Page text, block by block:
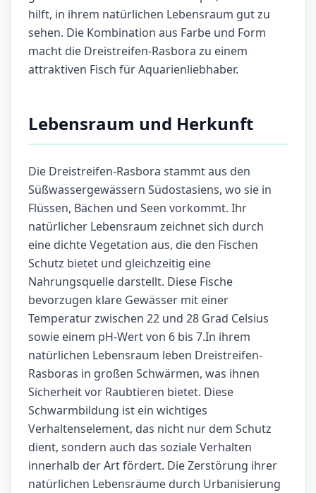
hilft, in ihrem natürlichen Lebensraum gut zu
sehen. Die Kombination aus Farbe und Form
macht die Dreistreifen-Rasbora zu einem
attraktiven Fisch für Aquarienliebhaber.
Lebensraum und Herkunft
Die Dreistreifen-Rasbora stammt aus den
Süßwassergewässern Südostasiens, wo sie in
Flüssen, Bächen und Seen vorkommt. Ihr
natürlicher Lebensraum zeichnet sich durch
eine dichte Vegetation aus, die den Fischen
Schutz bietet und gleichzeitig eine
Nahrungsquelle darstellt. Diese Fische
bevorzugen klare Gewässer mit einer
Temperatur zwischen 22 und 28 Grad Celsius
sowie einem pH-Wert von 6 bis 7.In ihrem
natürlichen Lebensraum leben Dreistreifen-
Rasboras in großen Schwärmen, was ihnen
Sicherheit vor Raubtieren bietet. Diese
Schwarmbildung ist ein wichtiges
Verhaltenselement, das nicht nur dem Schutz
dient, sondern auch das soziale Verhalten
innerhalb der Art fördert. Die Zerstörung ihrer
natürlichen Lebensräume durch Urbanisierung